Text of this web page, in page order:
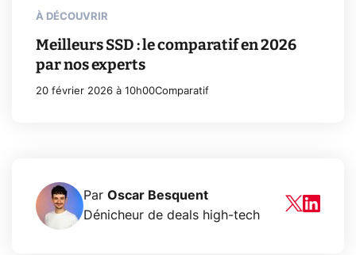
À DÉCOUVRIR
Meilleurs SSD : le comparatif en 2026
par nos experts
20 février 2026 à 10h00Comparatif
Par Oscar Besquent
Dénicheur de deals high-tech